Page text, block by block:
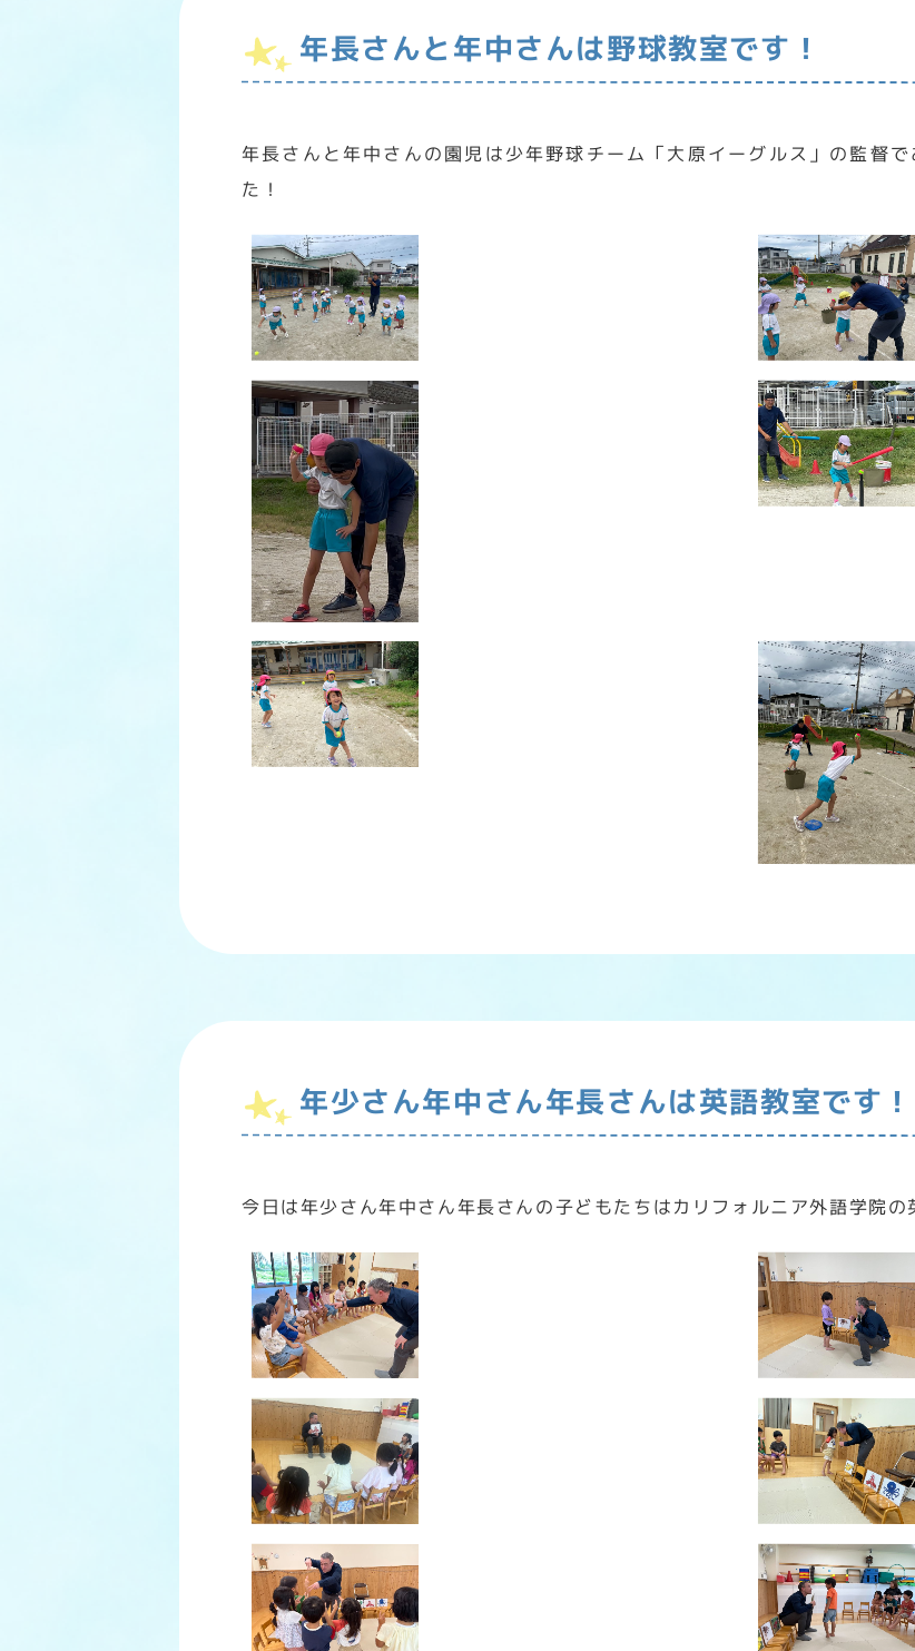
年長さんと年中さんは野球教室です！
年長さんと年中さんの園児は少年野球チーム「大原イーグルス」の監督
た！
年少さん年中さん年長さんは英語教室です！
今日は年少さん年中さん年長さんの子どもたちはカリフォルニア外語学院の